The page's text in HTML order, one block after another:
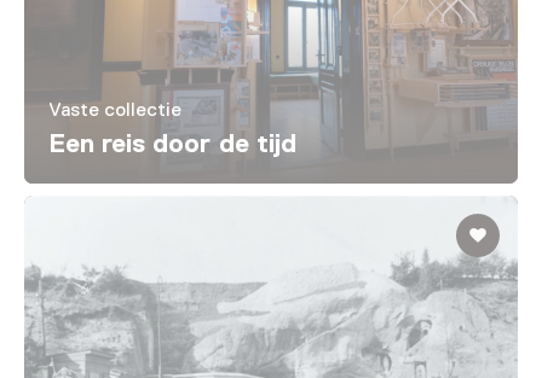
Vaste collectie
Een reis door de tijd